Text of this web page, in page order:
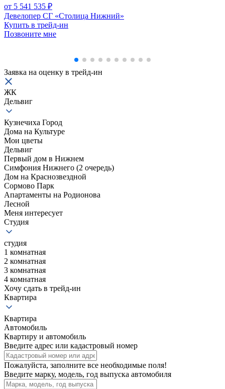
от 5 541 535 ₽
Девелопер СГ «Столица Нижний»
Купить в трейд-ин
Позвоните мне
Заявка на оценку в трейд-ин
ЖК
Дельвиг
Кузнечиха Город
Дома на Культуре
Мои цветы
Дельвиг
Первый дом в Нижнем
Симфония Нижнего (2 очередь)
Дом на Краснозвездной
Сормово Парк
Апартаменты на Родионова
Лесной
Меня интересует
Студия
студия
1 комнатная
2 комнатная
3 комнатная
4 комнатная
Хочу сдать в трейд-ин
Квартира
Квартира
Автомобиль
Квартиру и автомобиль
Введите адрес или кадастровый номер
Пожалуйста, заполните все необходимые поля!
Введите марку, модель, год выпуска автомобиля